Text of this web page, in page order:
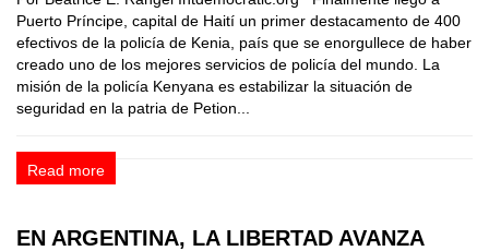
Puerto Príncipe, capital de Haití un primer destacamento de 400
efectivos de la policía de Kenia, país que se enorgullece de haber
creado uno de los mejores servicios de policía del mundo. La
misión de la policía Kenyana es estabilizar la situación de
seguridad en la patria de Petion...
Read more
EN ARGENTINA, LA LIBERTAD AVANZA